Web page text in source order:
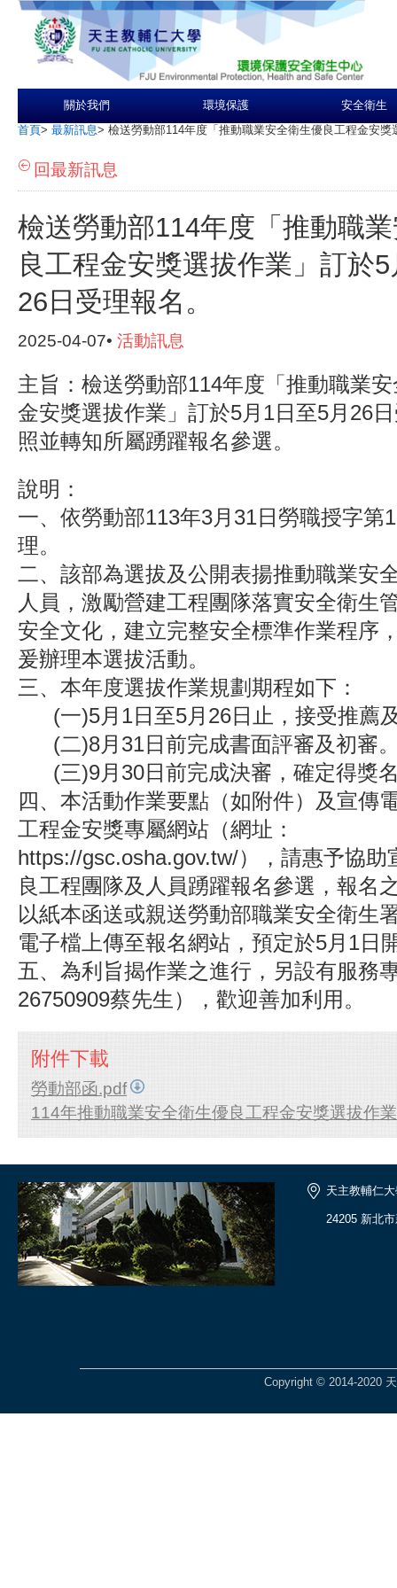
關於我們 環境保護 安全衛生
首頁> 最新訊息> 檢送勞動部114年度「推動職業安全衛生優良工程金安
回最新訊息
檢送勞動部114年度「推動職
良工程金安獎選拔作業」訂於
26日受理報名。
2025-04-07• 活動訊息
主旨：檢送勞動部114年度「推動職業
金安獎選拔作業」訂於5月1日至5月26
照並轉知所屬踴躍報名參選。
說明：
一、依勞動部113年3月31日勞職授字第
理。
二、該部為選拔及公開表揚推動職業安
人員，激勵營建工程團隊落實安全衛生
安全文化，建立完整安全標準作業程序
爰辦理本選拔活動。
三、本年度選拔作業規劃期程如下：
(一)5月1日至5月26日止，接受推薦
(二)8月31日前完成書面評審及初審
(三)9月30日前完成決審，確定得獎
四、本活動作業要點（如附件）及宣傳
工程金安獎專屬網站（網址：
https://gsc.osha.gov.tw/），請惠予協助
良工程團隊及人員踴躍報名參選，報名
以紙本函送或親送勞動部職業安全衛生
電子檔上傳至報名網站，預定於5月1日
五、為利旨揭作業之進行，另設有服務
26750909蔡先生），歡迎善加利用。
附件下載
勞動部函.pdf
114年推動職業安全衛生優良工程金安獎選拔作
天主教輔仁
24205 新北
Copyright © 2014-2020